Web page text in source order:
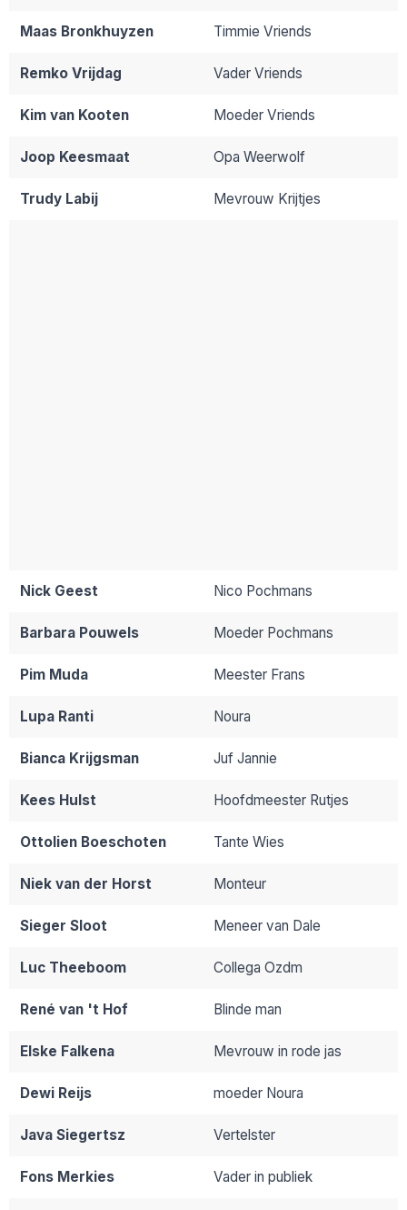
Maas Bronkhuyzen Timmie Vriends
Remko Vrijdag Vader Vriends
Kim van Kooten Moeder Vriends
Joop Keesmaat Opa Weerwolf
Trudy Labij Mevrouw Krijtjes
Nick Geest Nico Pochmans
Barbara Pouwels Moeder Pochmans
Pim Muda Meester Frans
Lupa Ranti Noura
Bianca Krijgsman Juf Jannie
Kees Hulst Hoofdmeester Rutjes
Ottolien Boeschoten Tante Wies
Niek van der Horst Monteur
Sieger Sloot Meneer van Dale
Luc Theeboom Collega Ozdm
René van 't Hof Blinde man
Elske Falkena Mevrouw in rode jas
Dewi Reijs moeder Noura
Java Siegertsz Vertelster
Fons Merkies Vader in publiek